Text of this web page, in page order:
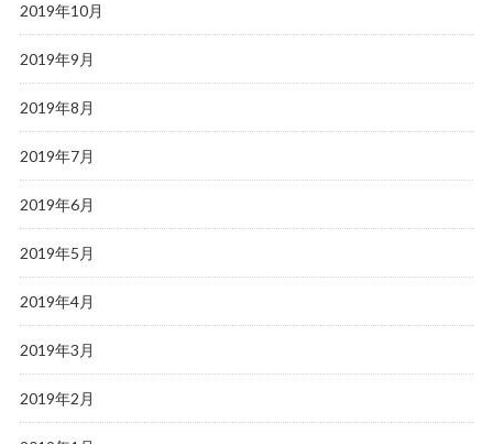
2019年10月
2019年9月
2019年8月
2019年7月
2019年6月
2019年5月
2019年4月
2019年3月
2019年2月